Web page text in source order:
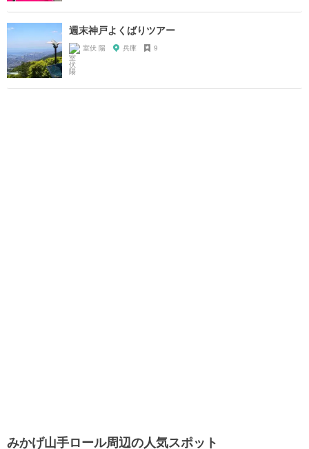
週末神戸よくばりツアー
室伏 陽 兵庫 9
みかげ山手ロール周辺の人気スポット